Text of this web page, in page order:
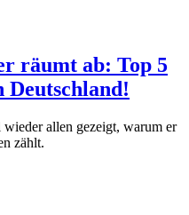
räumt ab: Top 5
allen gezeigt, warum er
zählt.